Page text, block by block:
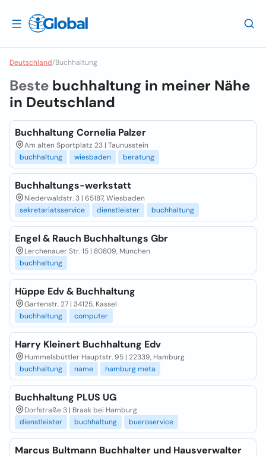
Deutschland/Buchhaltung
Beste buchhaltung in meiner Nähe
in Deutschland
Buchhaltung Cornelia Palzer
Am alten Sportplatz 23 | Taunusstein
buchhaltung
wiesbaden beratung
Buchhaltungs-werkstatt
Niederwaldstr. 3 | 65187, Wiesbaden
sekretariatsservice
dienstleister buchhaltung
Engel & Rauch Buchhaltungs Gbr
Lerchenauer Str. 15 | 80809, München
buchhaltung
Hüppe Edv & Buchhaltung
Gartenstr. 27 | 34125, Kassel
buchhaltung
computer
Harry Kleinert Buchhaltung Edv
Hummelsbüttler Hauptstr. 95 | 22339, Hamburg
buchhaltung
name hamburg meta
Buchhaltung PLUS UG
Dorfstraße 3 | Braak bei Hamburg
dienstleister
buchhaltung bueroservice
Marcus Bultmann Buchhalter und Hausverwalter